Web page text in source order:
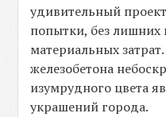
удивительный
попытки, без
материальных
железобетона
изумрудного цвета
украшений города.